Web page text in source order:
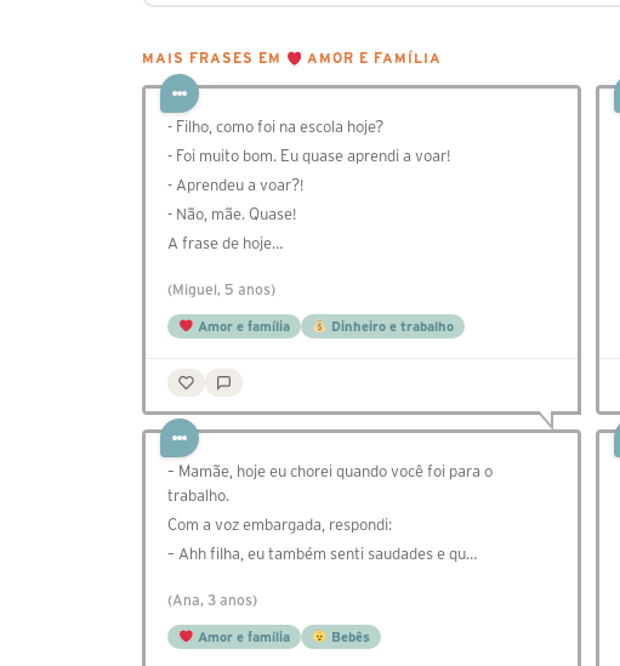
MAIS FRASES EM AMOR E FAMÍLIA
- Filho, como foi na escola hoje?
- Foi muito bom. Eu quase aprendi a voar!
- Aprendeu a voar?!
- Não, mãe. Quase!
A frase de hoje…
(Miguel, 5 anos)
Amor e família Dinheiro e trabalho
– Mamãe, hoje eu chorei quando você foi para o
trabalho.
Com a voz embargada, respondi:
– Ahh filha, eu também senti saudades e qu…
(Ana, 3 anos)
Amor e família Bebês